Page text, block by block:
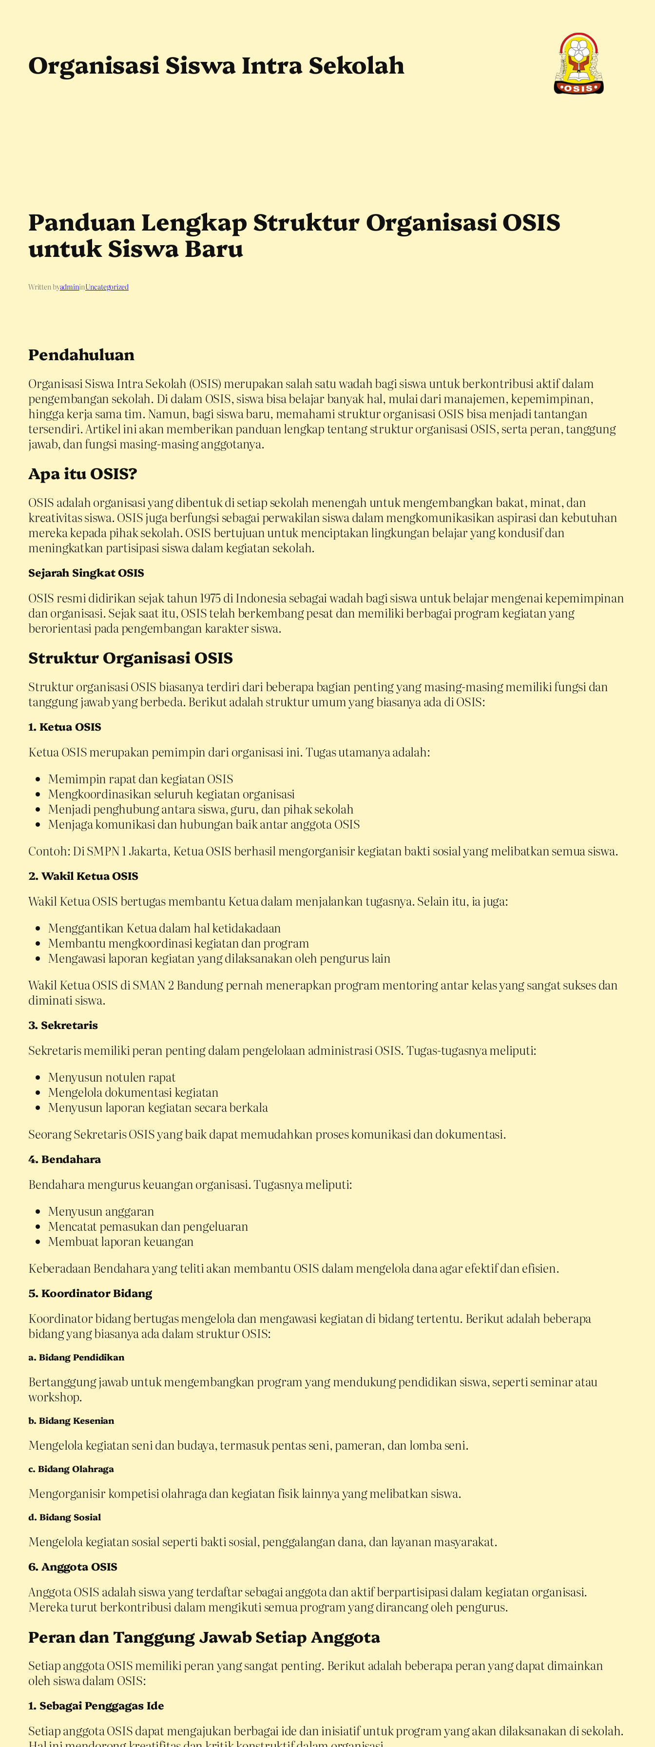
Organisasi Siswa Intra Sekolah
Panduan Lengkap Struktur Organisasi OSIS
untuk Siswa Baru
Written byadmininUncategorized
Pendahuluan
Organisasi Siswa Intra Sekolah (OSIS) merupakan salah satu wadah bagi siswa untuk berkontribusi aktif dalam
pengembangan sekolah. Di dalam OSIS, siswa bisa belajar banyak hal, mulai dari manajemen, kepemimpinan,
hingga kerja sama tim. Namun, bagi siswa baru, memahami struktur organisasi OSIS bisa menjadi tantangan
tersendiri. Artikel ini akan memberikan panduan lengkap tentang struktur organisasi OSIS, serta peran, tanggung
jawab, dan fungsi masing-masing anggotanya.
Apa itu OSIS?
OSIS adalah organisasi yang dibentuk di setiap sekolah menengah untuk mengembangkan bakat, minat, dan
kreativitas siswa. OSIS juga berfungsi sebagai perwakilan siswa dalam mengkomunikasikan aspirasi dan kebutuhan
mereka kepada pihak sekolah. OSIS bertujuan untuk menciptakan lingkungan belajar yang kondusif dan
meningkatkan partisipasi siswa dalam kegiatan sekolah.
Sejarah Singkat OSIS
OSIS resmi didirikan sejak tahun 1975 di Indonesia sebagai wadah bagi siswa untuk belajar mengenai kepemimpinan
dan organisasi. Sejak saat itu, OSIS telah berkembang pesat dan memiliki berbagai program kegiatan yang
berorientasi pada pengembangan karakter siswa.
Struktur Organisasi OSIS
Struktur organisasi OSIS biasanya terdiri dari beberapa bagian penting yang masing-masing memiliki fungsi dan
tanggung jawab yang berbeda. Berikut adalah struktur umum yang biasanya ada di OSIS:
1. Ketua OSIS
Ketua OSIS merupakan pemimpin dari organisasi ini. Tugas utamanya adalah:
Memimpin rapat dan kegiatan OSIS
Mengkoordinasikan seluruh kegiatan organisasi
Menjadi penghubung antara siswa, guru, dan pihak sekolah
Menjaga komunikasi dan hubungan baik antar anggota OSIS
Contoh: Di SMPN 1 Jakarta, Ketua OSIS berhasil mengorganisir kegiatan bakti sosial yang melibatkan semua siswa.
2. Wakil Ketua OSIS
Wakil Ketua OSIS bertugas membantu Ketua dalam menjalankan tugasnya. Selain itu, ia juga:
Menggantikan Ketua dalam hal ketidakadaan
Membantu mengkoordinasi kegiatan dan program
Mengawasi laporan kegiatan yang dilaksanakan oleh pengurus lain
Wakil Ketua OSIS di SMAN 2 Bandung pernah menerapkan program mentoring antar kelas yang sangat sukses dan
diminati siswa.
3. Sekretaris
Sekretaris memiliki peran penting dalam pengelolaan administrasi OSIS. Tugas-tugasnya meliputi:
Menyusun notulen rapat
Mengelola dokumentasi kegiatan
Menyusun laporan kegiatan secara berkala
Seorang Sekretaris OSIS yang baik dapat memudahkan proses komunikasi dan dokumentasi.
4. Bendahara
Bendahara mengurus keuangan organisasi. Tugasnya meliputi:
Menyusun anggaran
Mencatat pemasukan dan pengeluaran
Membuat laporan keuangan
Keberadaan Bendahara yang teliti akan membantu OSIS dalam mengelola dana agar efektif dan efisien.
5. Koordinator Bidang
Koordinator bidang bertugas mengelola dan mengawasi kegiatan di bidang tertentu. Berikut adalah beberapa
bidang yang biasanya ada dalam struktur OSIS:
a. Bidang Pendidikan
Bertanggung jawab untuk mengembangkan program yang mendukung pendidikan siswa, seperti seminar atau
workshop.
b. Bidang Kesenian
Mengelola kegiatan seni dan budaya, termasuk pentas seni, pameran, dan lomba seni.
c. Bidang Olahraga
Mengorganisir kompetisi olahraga dan kegiatan fisik lainnya yang melibatkan siswa.
d. Bidang Sosial
Mengelola kegiatan sosial seperti bakti sosial, penggalangan dana, dan layanan masyarakat.
6. Anggota OSIS
Anggota OSIS adalah siswa yang terdaftar sebagai anggota dan aktif berpartisipasi dalam kegiatan organisasi.
Mereka turut berkontribusi dalam mengikuti semua program yang dirancang oleh pengurus.
Peran dan Tanggung Jawab Setiap Anggota
Setiap anggota OSIS memiliki peran yang sangat penting. Berikut adalah beberapa peran yang dapat dimainkan
oleh siswa dalam OSIS:
1. Sebagai Penggagas Ide
Setiap anggota OSIS dapat mengajukan berbagai ide dan inisiatif untuk program yang akan dilaksanakan di sekolah.